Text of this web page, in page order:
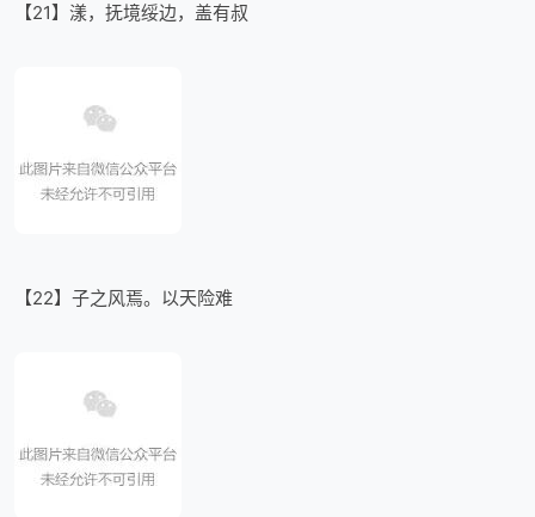
【21】漾，抚境绥边，盖有叔
【22】子之风焉。以天险难